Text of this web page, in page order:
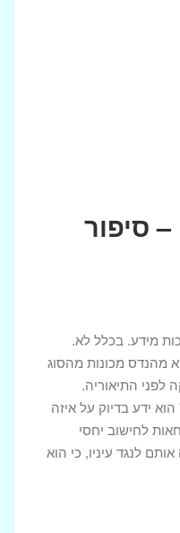
סיפור
מידע. בכלל לא.
מהנדס מכונות מהסוג
לפני התיאוריה.
ידע בדיוק על איזה
לחישוב יחסי
לנגד עיניו, כי הוא